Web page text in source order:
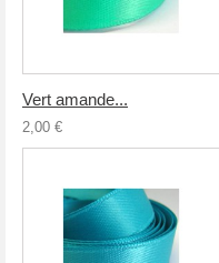
Vert amande...
2,00 €